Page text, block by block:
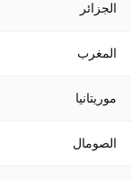
الجزائر
المغرب
موريتانيا
الصومال